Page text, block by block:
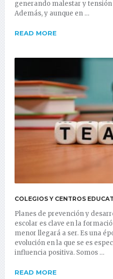
generando malestar y
Además, y aunque en …
READ MORE
COLEGIOS Y CENTROS
Planes de prevención y
escolar es clave en la
menor llegará a ser. Es una
evolución en la que se es
influencia positiva. Somos …
READ MORE